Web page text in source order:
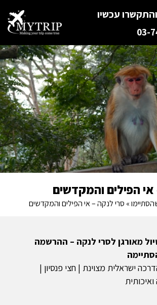
עכשיו
03-
הפילים והמקדשים
» סרי לנקה – אי הפילים והמקדשים
מאורגן לסרי לנקה – ההרשמה
ישראלית מצוינת | חצי פנסיון |